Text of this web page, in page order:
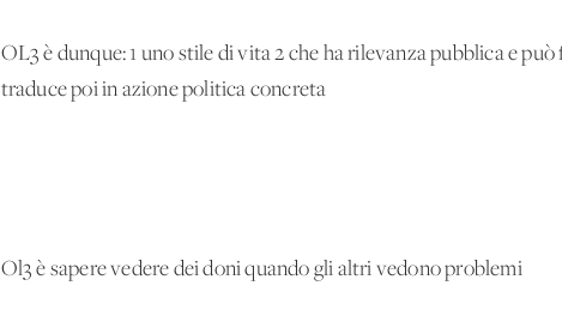
OL3 è dunque: 1 uno stile di vita 2 che ha rilevanza pubblica e
traduce poi in azione politica concreta
Ol3 è sapere vedere dei doni quando gli altri vedono problemi